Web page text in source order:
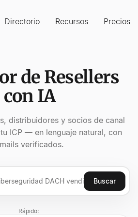
Directorio Recursos Precios
de Resellers
con IA
distribuidores y socios de canal
ICP — en lenguaje natural, con
verificados.
Buscar
Rápido: